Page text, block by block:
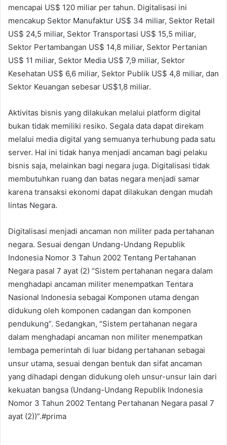
mencapai US$ 120 miliar per tahun. Digitalisasi ini
mencakup Sektor Manufaktur US$ 34 miliar, Sektor Retail
US$ 24,5 miliar, Sektor Transportasi US$ 15,5 miliar,
Sektor Pertambangan US$ 14,8 miliar, Sektor Pertanian
US$ 11 miliar, Sektor Media US$ 7,9 miliar, Sektor
Kesehatan US$ 6,6 miliar, Sektor Publik US$ 4,8 miliar, dan
Sektor Keuangan sebesar US$1,8 miliar.
Aktivitas bisnis yang dilakukan melalui platform digital
bukan tidak memiliki resiko. Segala data dapat direkam
melalui media digital yang semuanya terhubung pada satu
server. Hal ini tidak hanya menjadi ancaman bagi pelaku
bisnis saja, melainkan bagi negara juga. Digitalisasi tidak
membutuhkan ruang dan batas negara menjadi samar
karena transaksi ekonomi dapat dilakukan dengan mudah
lintas Negara.
Digitalisasi menjadi ancaman non militer pada pertahanan
negara. Sesuai dengan Undang-Undang Republik
Indonesia Nomor 3 Tahun 2002 Tentang Pertahanan
Negara pasal 7 ayat (2) “Sistem pertahanan negara dalam
menghadapi ancaman militer menempatkan Tentara
Nasional Indonesia sebagai Komponen utama dengan
didukung oleh komponen cadangan dan komponen
pendukung”. Sedangkan, “Sistem pertahanan negara
dalam menghadapi ancaman non militer menempatkan
lembaga pemerintah di luar bidang pertahanan sebagai
unsur utama, sesuai dengan bentuk dan sifat ancaman
yang dihadapi dengan didukung oleh unsur-unsur lain dari
kekuatan bangsa (Undang-Undang Republik Indonesia
Nomor 3 Tahun 2002 Tentang Pertahanan Negara pasal 7
ayat (2))”.#prima